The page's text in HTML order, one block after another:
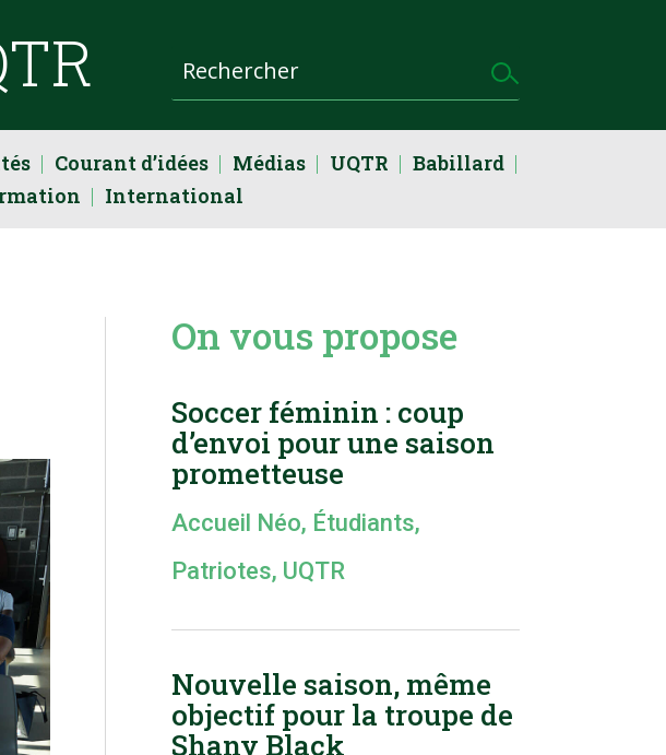
Courant d’idées Médias UQTR
Babillard
International
On vous propose
Soccer féminin : coup
d’envoi pour une saison
prometteuse
Accueil Néo, Étudiants,
Patriotes, UQTR
Nouvelle saison, même
objectif pour la troupe de
Shany Black